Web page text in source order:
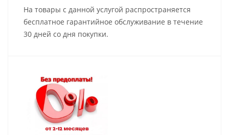
На товары с данной услугой распространяется
бесплатное гарантийное обслуживание в течение
30 дней со дня покупки.